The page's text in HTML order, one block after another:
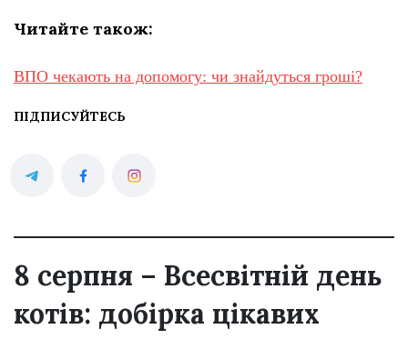
Читайте також:
ВПО чекають на допомогу: чи знайдуться гроші?
ПІДПИСУЙТЕСЬ
8 серпня – Всесвітній день
котів: добірка цікавих